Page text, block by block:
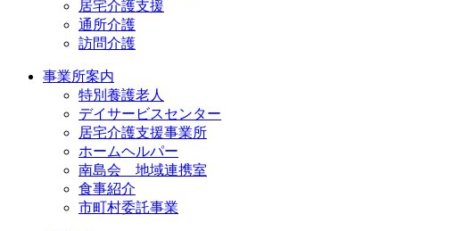
居宅介護支援
通所介護
訪問介護
事業所案内
特別養護老人
デイサービスセンター
居宅介護支援事業所
ホームヘルパー
南島会 地域連携室
食事紹介
市町村委託事業